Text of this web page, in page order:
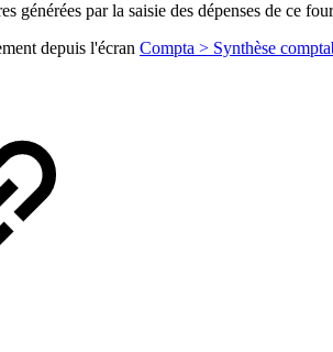
générées par la saisie des dépenses de ce
depuis l'écran Compta > Synthèse